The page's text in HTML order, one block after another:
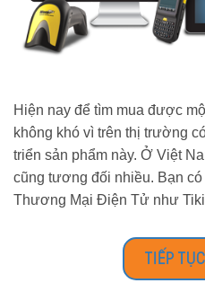
Hiện nay để tìm mua được
không khó vì trên thị trường
triển sản phẩm này. Ở Việt
cũng tương đối nhiều. Bạn
Thương Mại Điện Tử như
TIẾP